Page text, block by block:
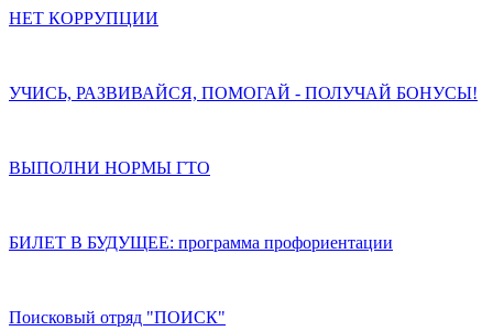
НЕТ КОРРУПЦИИ
УЧИСЬ, РАЗВИВАЙСЯ, ПОМОГАЙ - ПОЛУЧАЙ БОНУСЫ!
ВЫПОЛНИ НОРМЫ ГТО
БИЛЕТ В БУДУЩЕЕ: программа профориентации
Поисковый отряд "ПОИСК"